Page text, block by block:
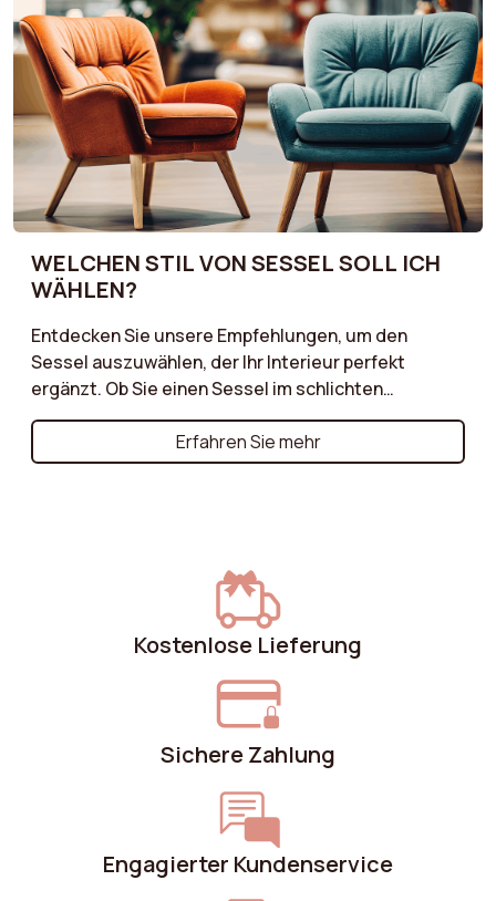
kombinieren. Ob Sie einen Sessel möchten, der sich
harmonisch in den Raum einfügt, oder einen, der
zum Mittelpunkt wird, unsere Ratschläge helfen
Ihnen, die richtige Wahl zu treffen.
WELCHEN STIL VON SESSEL SOLL ICH
WÄHLEN?
Entdecken Sie unsere Empfehlungen, um den
Sessel auszuwählen, der Ihr Interieur perfekt
ergänzt. Ob Sie einen Sessel im schlichten
skandinavischen Stil, ein charaktervolles Vintage-
Modell oder einen zeitlosen klassischen Sessel
suchen – wir führen Sie durch die wesentlichen
Erfahren Sie mehr
Kostenlose Lieferung
Sichere Zahlung
Engagierter Kundenservice